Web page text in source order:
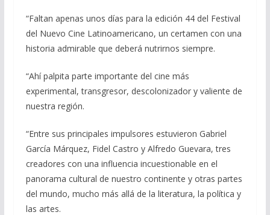
“Faltan apenas unos días para la edición 44 del Festival
del Nuevo Cine Latinoamericano, un certamen con una
historia admirable que deberá nutrirnos siempre.
“Ahí palpita parte importante del cine más
experimental, transgresor, descolonizador y valiente de
nuestra región.
“Entre sus principales impulsores estuvieron Gabriel
García Márquez, Fidel Castro y Alfredo Guevara, tres
creadores con una influencia incuestionable en el
panorama cultural de nuestro continente y otras partes
del mundo, mucho más allá de la literatura, la política y
las artes.